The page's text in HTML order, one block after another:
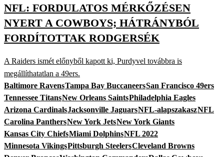
NFL: FORDULATOS MÉRKŐZÉSEN
NYERT A COWBOYS; HÁTRÁNYBÓL
FORDÍTOTTAK RODGERSÉK
A Raiders ismét előnyből kapott ki, Purdyvel továbbra is
megállíthatatlan a 49ers.
Baltimore RavensTampa Bay BuccaneersSan Francisco 49ers
Tennessee TitansNew Orleans SaintsPhiladelphia Eagles
Arizona CardinalsJacksonville JaguarsNFL-alapszakaszNFL
Carolina PanthersNew York JetsNew York Giants
Kansas City ChiefsMiami DolphinsNFL 2022
Minnesota VikingsPittsburgh SteelersCleveland Browns